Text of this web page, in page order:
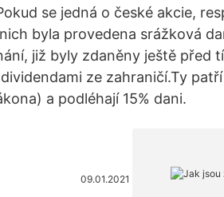
se jedná o české akcie,
byla provedena srážková
již byly zdaněny ještě před
ze zahraničí.Ty
a podléhají 15% dani.
09.01.2021